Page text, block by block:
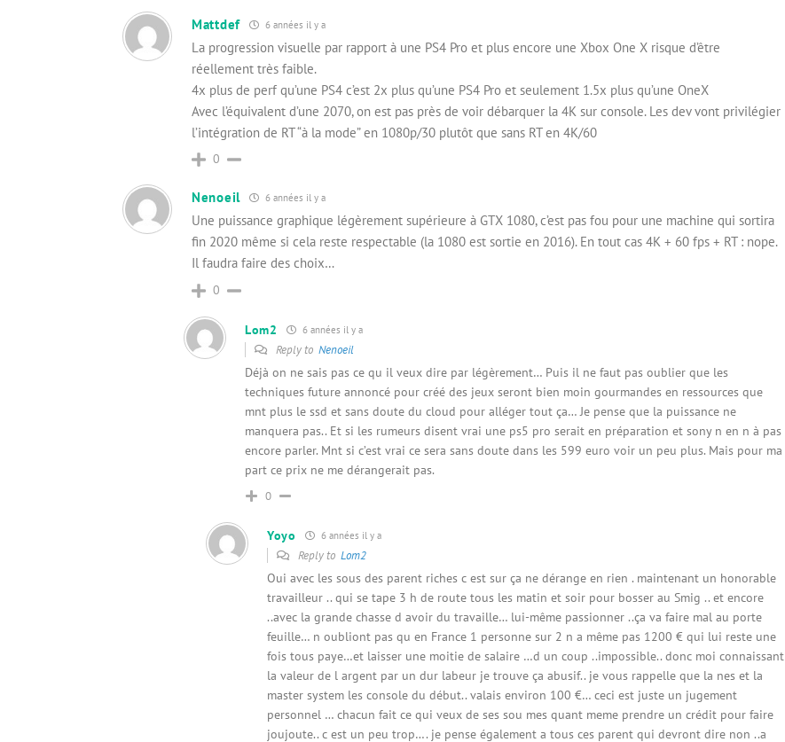
Mattdef 6 années il y a
La progression visuelle par rapport à une PS4 Pro et plus encore une Xbox One X risque d’être
réellement très faible.
4x plus de perf qu’une PS4 c’est 2x plus qu’une PS4 Pro et seulement 1.5x plus qu’une OneX
Avec l’équivalent d’une 2070, on est pas près de voir débarquer la 4K sur console. Les dev vont privilégier
l’intégration de RT “à la mode” en 1080p/30 plutôt que sans RT en 4K/60
0
Nenoeil 6 années il y a
Une puissance graphique légèrement supérieure à GTX 1080, c’est pas fou pour une machine qui sortira
fin 2020 même si cela reste respectable (la 1080 est sortie en 2016). En tout cas 4K + 60 fps + RT : nope.
Il faudra faire des choix…
0
Lom2 6 années il y a
Reply to Nenoeil
Déjà on ne sais pas ce qu il veux dire par légèrement… Puis il ne faut pas oublier que les
techniques future annoncé pour créé des jeux seront bien moin gourmandes en ressources que
mnt plus le ssd et sans doute du cloud pour alléger tout ça… Je pense que la puissance ne
manquera pas.. Et si les rumeurs disent vrai une ps5 pro serait en préparation et sony n en n à pas
encore parler. Mnt si c’est vrai ce sera sans doute dans les 599 euro voir un peu plus. Mais pour ma
part ce prix ne me dérangerait pas.
0
Yoyo 6 années il y a
Reply to Lom2
Oui avec les sous des parent riches c est sur ça ne dérange en rien . maintenant un honorable
travailleur .. qui se tape 3 h de route tous les matin et soir pour bosser au Smig .. et encore
..avec la grande chasse d avoir du travaille… lui-même passionner ..ça va faire mal au porte
feuille… n oubliont pas qu en France 1 personne sur 2 n a même pas 1200 € qui lui reste une
fois tous paye…et laisser une moitie de salaire …d un coup ..impossible.. donc moi connaissant
la valeur de l argent par un dur labeur je trouve ça abusif.. je vous rappelle que la nes et la
master system les console du début.. valais environ 100 €… ceci est juste un jugement
personnel … chacun fait ce qui veux de ses sou mes quant meme prendre un crédit pour faire
joujoute.. c est un peu trop…. je pense également a tous ces parent qui devront dire non ..a